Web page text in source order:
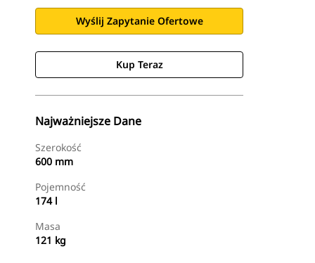
Wyślij Zapytanie Ofertowe
Kup Teraz
Najważniejsze Dane
Szerokość
600 mm
Pojemność
174 l
Masa
121 kg